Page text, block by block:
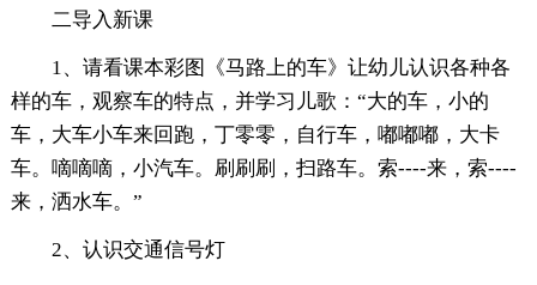
二导入新课
1、请看课本彩图《马路上的车》让幼儿认识各种各
样的车，观察车的特点，并学习儿歌：“大的车，小的
车，大车小车来回跑，丁零零，自行车，嘟嘟嘟，大卡
车。嘀嘀嘀，小汽车。刷刷刷，扫路车。索----来，索----
来，洒水车。”
2、认识交通信号灯